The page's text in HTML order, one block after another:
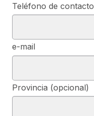
Teléfono de contacto
e-mail
Provincia (opcional)